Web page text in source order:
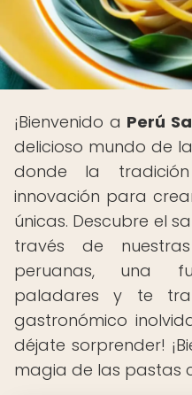
¡Bienvenido a Perú
delicioso mundo de
donde la
innovación para
únicas. Descubre el
través de
peruanas, una
paladares y te
gastronómico
déjate sorprender!
magia de las pastas